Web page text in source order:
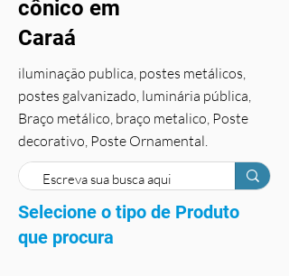
cônico em
Caraá
iluminação publica, postes metálicos,
postes galvanizado, luminária pública,
Braço metálico, braço metalico, Poste
decorativo, Poste Ornamental.
Selecione o tipo de Produto
que procura